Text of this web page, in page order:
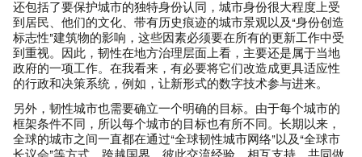
还包括了要保护城市的独特身份认同，城市身份很大程度上受
到居民、他们的文化、带有历史痕迹的城市景观以及“身份创造
标志性”建筑物的影响，这些因素必须要在所有的更新工作中受
到重视。因此，韧性在地方治理层面上看，主要还是属于当地
政府的一项工作。在我看来，有必要将它们改造成更具适应性
的行政和决策系统，例如，让新形式的数字技术参与进来。
另外，韧性城市也需要确立一个明确的目标。由于每个城市的
框架条件不同，所以每个城市的目标也有所不同。长期以来，
全球的城市之间一直都在通过“全球韧性城市网络”以及“全球市